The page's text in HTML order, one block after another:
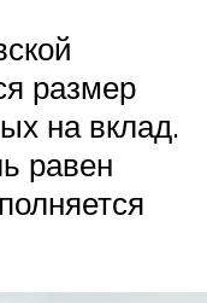
размер
на вклад.
равен